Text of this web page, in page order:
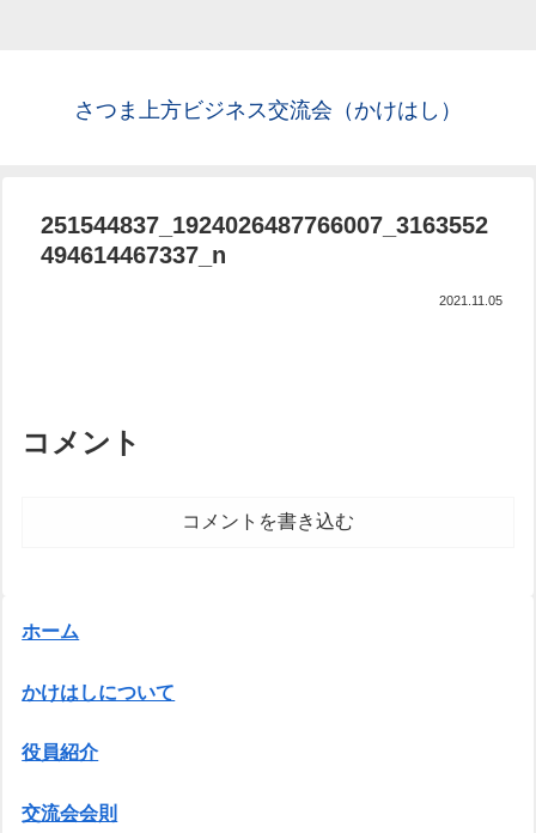
さつま上方ビジネス交流会（かけはし）
251544837_1924026487766007_3163552
494614467337_n
2021.11.05
コメント
コメントを書き込む
ホーム
かけはしについて
役員紹介
交流会会則